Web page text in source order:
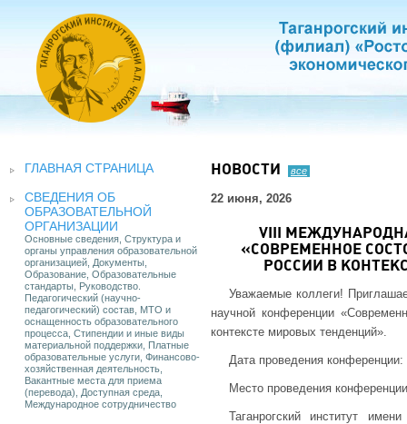
ГЛАВНАЯ СТРАНИЦА
СВЕДЕНИЯ ОБ
ОБРАЗОВАТЕЛЬНОЙ
ОРГАНИЗАЦИИ
Основные сведения, Структура и
органы управления образовательной
организацией, Документы,
Образование, Образовательные
стандарты, Руководство.
Педагогический (научно-
педагогический) состав, МТО и
оснащенность образовательного
процесса, Стипендии и иные виды
материальной поддержки, Платные
образовательные услуги, Финансово-
хозяйственная деятельность,
Вакантные места для приема
(перевода), Доступная среда,
Международное сотрудничество
НОВОСТИ все
22 июня, 2026
VIII
«СОВРЕМЕННОЕ
РОССИИ В
Уважаемые коллеги!
научной конференции
контексте мировых тенденций».
Дата проведения конференции:
Место проведения
Таганрогский институт